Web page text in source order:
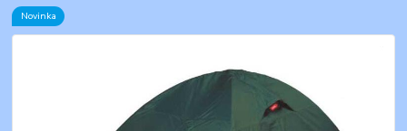
Novinka